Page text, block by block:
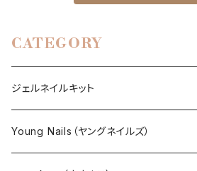
CATEGORY
ジェルネイルキット
選べるジェルネイルキット
Young Nails（ヤングネイルズ）